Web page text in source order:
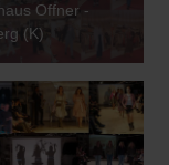
Offner -
(K)